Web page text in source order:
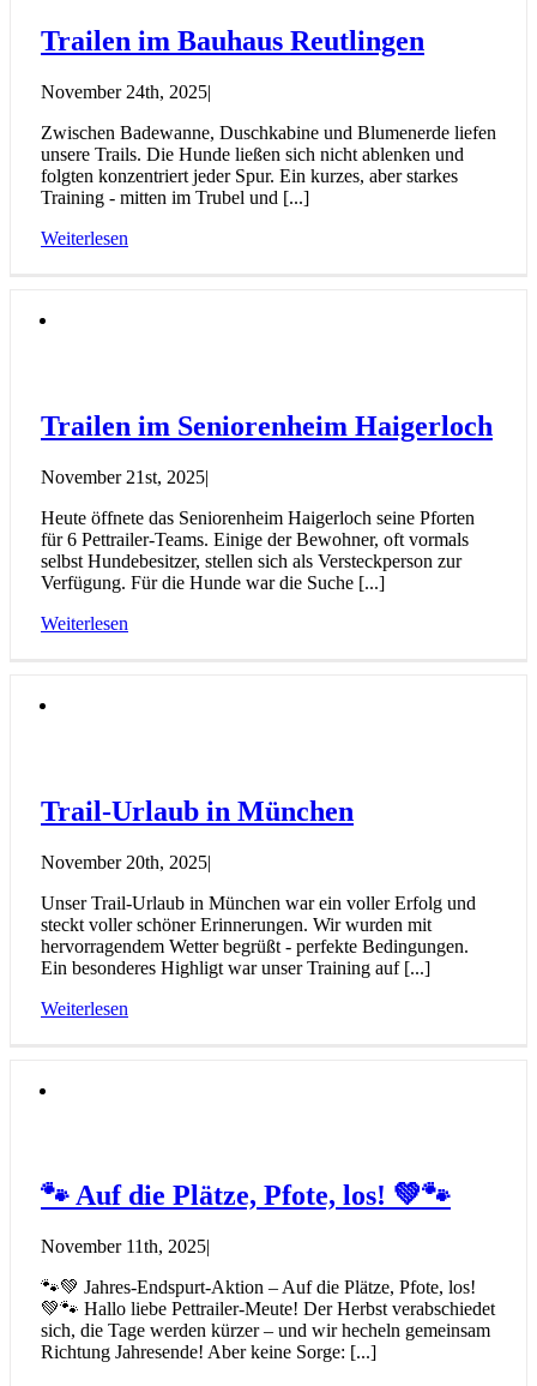
Trailen im Bauhaus Reutlingen
November 24th, 2025|
Zwischen Badewanne, Duschkabine und Blumenerde liefen
unsere Trails. Die Hunde ließen sich nicht ablenken und
folgten konzentriert jeder Spur. Ein kurzes, aber starkes
Training - mitten im Trubel und [...]
Weiterlesen
Trailen im Seniorenheim Haigerloch
November 21st, 2025|
Heute öffnete das Seniorenheim Haigerloch seine Pforten
für 6 Pettrailer-Teams. Einige der Bewohner, oft vormals
selbst Hundebesitzer, stellen sich als Versteckperson zur
Verfügung. Für die Hunde war die Suche [...]
Weiterlesen
Trail-Urlaub in München
November 20th, 2025|
Unser Trail-Urlaub in München war ein voller Erfolg und
steckt voller schöner Erinnerungen. Wir wurden mit
hervorragendem Wetter begrüßt - perfekte Bedingungen.
Ein besonderes Highligt war unser Training auf [...]
Weiterlesen
🐾 Auf die Plätze, Pfote, los! 💚🐾
November 11th, 2025|
🐾💚 Jahres-Endspurt-Aktion – Auf die Plätze, Pfote, los!
💚🐾 Hallo liebe Pettrailer-Meute! Der Herbst verabschiedet
sich, die Tage werden kürzer – und wir hecheln gemeinsam
Richtung Jahresende! Aber keine Sorge: [...]